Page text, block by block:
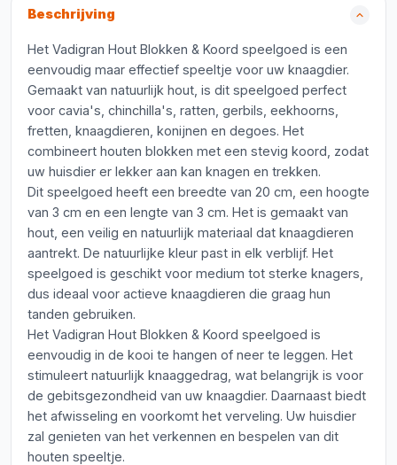
Beschrijving
Het Vadigran Hout Blokken & Koord speelgoed is een
eenvoudig maar effectief speeltje voor uw knaagdier.
Gemaakt van natuurlijk hout, is dit speelgoed perfect
voor cavia's, chinchilla's, ratten, gerbils, eekhoorns,
fretten, knaagdieren, konijnen en degoes. Het
combineert houten blokken met een stevig koord, zodat
uw huisdier er lekker aan kan knagen en trekken.
Dit speelgoed heeft een breedte van 20 cm, een hoogte
van 3 cm en een lengte van 3 cm. Het is gemaakt van
hout, een veilig en natuurlijk materiaal dat knaagdieren
aantrekt. De natuurlijke kleur past in elk verblijf. Het
speelgoed is geschikt voor medium tot sterke knagers,
dus ideaal voor actieve knaagdieren die graag hun
tanden gebruiken.
Het Vadigran Hout Blokken & Koord speelgoed is
eenvoudig in de kooi te hangen of neer te leggen. Het
stimuleert natuurlijk knaaggedrag, wat belangrijk is voor
de gebitsgezondheid van uw knaagdier. Daarnaast biedt
het afwisseling en voorkomt het verveling. Uw huisdier
zal genieten van het verkennen en bespelen van dit
houten speeltje.